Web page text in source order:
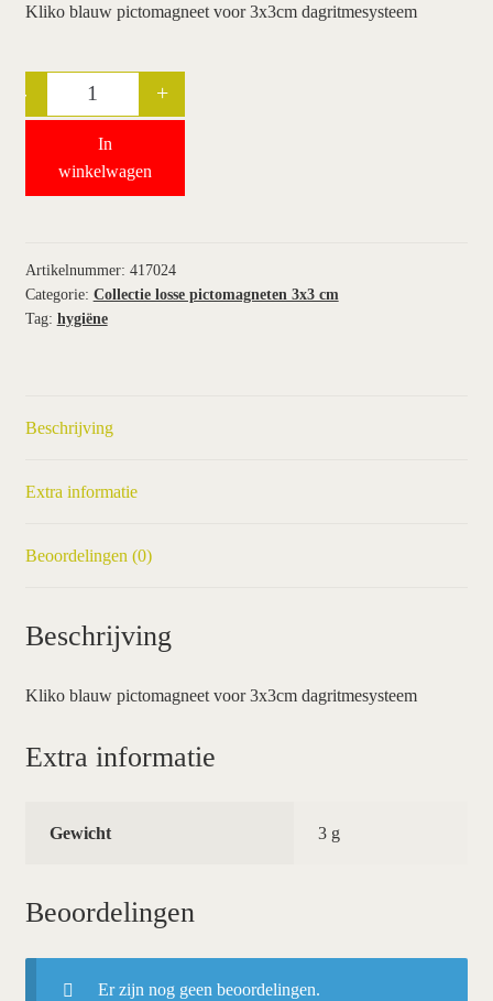
wie wij zijn / contact
winkel
Kliko blauw pictomagneet voor 3x3cm dagritmesysteem
Quantity
- +
In
winkelwagen
Artikelnummer: 417024
Categorie: Collectie losse pictomagneten 3x3 cm
Tag: hygiëne
Beschrijving
Extra informatie
Beoordelingen (0)
Beschrijving
Kliko blauw pictomagneet voor 3x3cm dagritmesysteem
Extra informatie
Gewicht 3 g
Beoordelingen
Er zijn nog geen beoordelingen.